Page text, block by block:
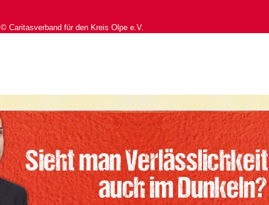
© Caritasverband für den Kreis Olpe e.V.